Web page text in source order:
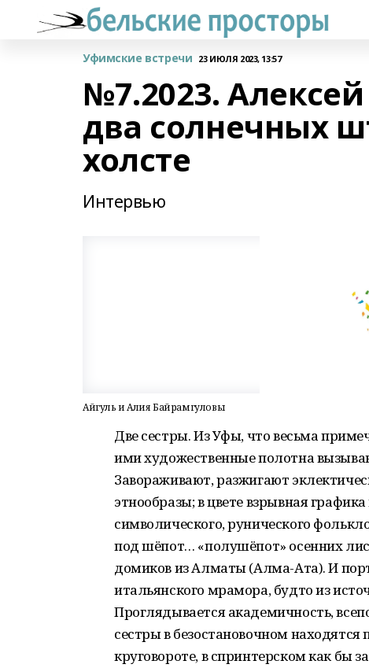
Уфимские встречи 23 ИЮЛЯ 2023, 13:57
№7.2023.
два солнечных
холсте
Интервью
Айгуль и Алия Байрамгуловы
Две сестры. Из Уфы, что весьма
ими художественные полотна
Завораживают, разжигают
этнообразы; в цвете взрывная
символического, рунического
под шёпот… «полушёпот» осенних
домиков из Алматы (Алма-Ата). И
итальянского мрамора, будто из
Проглядывается академичность,
сестры в безостановочном
круговороте, в спринтерском как бы